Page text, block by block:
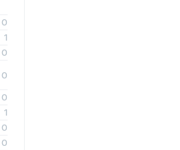
0
1
0
0
0
1
0
0